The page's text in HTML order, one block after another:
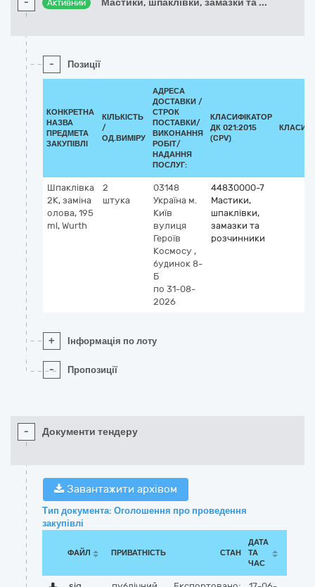
- Активний Мастики, шпаклівки, замазки та ...
- Позиції
КОНКРЕТНА
НАЗВА
ПРЕДМЕТА
ЗАКУПІВЛІ
КІЛЬКІСТЬ
/
ОД.ВИМІРУ
АДРЕСА
ДОСТАВКИ /
СТРОК
ПОСТАВКИ/
ВИКОНАННЯ
РОБІТ/
НАДАННЯ
ПОСЛУГ:
КЛАСИФІКАТОР
ДК 021:2015
(CPV)
Шпаклівка
2К, заміна
олова, 195
ml, Wurth
2
штука
03148
Україна м.
Київ
вулиця
Героїв
Космосу ,
будинок 8-
Б
по 31-08-
2026
44830000-7
Мастики,
шпаклівки,
замазки та
розчинники
+ Інформація по лоту
- Пропозиції
- Документи тендеру
Завантажити архівом
Тип документа: Оголошення про проведення
закупівлі
ФАЙЛ ПРИВАТНІСТЬ СТАН
ДАТА
ТА
ЧАС